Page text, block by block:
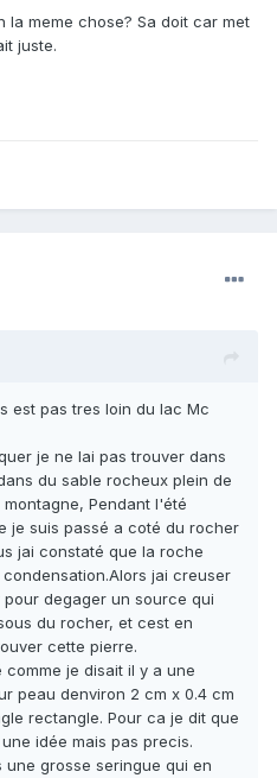
la meme chose? Sa doit car met
juste.
est pas tres loin du lac Mc
je ne lai pas trouver dans
du sable rocheux plein de
Pendant l'été
je suis passé a coté du rocher
jai constaté que la roche
jai creuser
degager un source qui
du rocher, et cest en
cette pierre.
je disait il y a une
peau denviron 2 cm x 0.4 cm
rectangle. Pour ca je dit que
idée mais pas precis.
une grosse seringue qui en